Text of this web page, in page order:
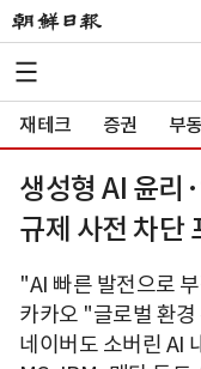
재테크 증권 부
생성형 AI 윤리
규제 사전 차단
"AI 빠른 발전으로
카카오 "글로벌 환
네이버도 소버린 AI